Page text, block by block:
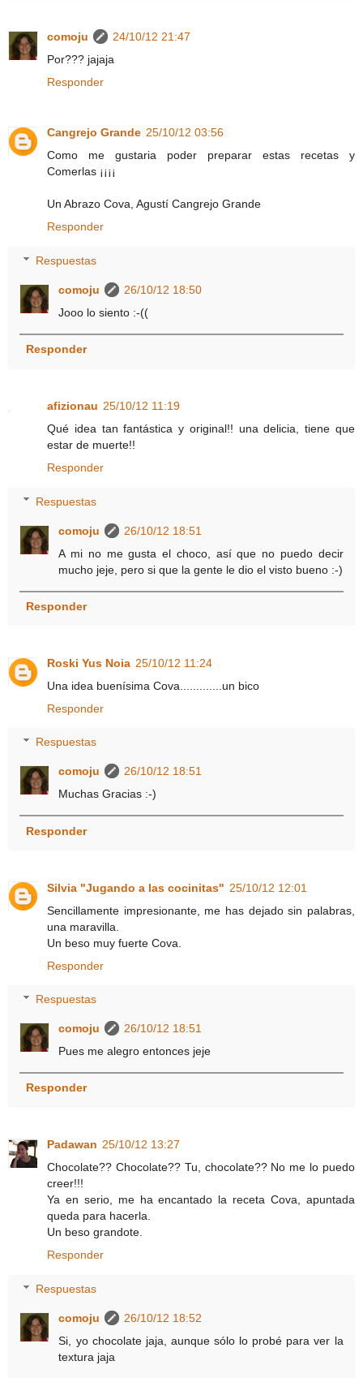
comoju
24/10/12 21:47
Por??? jajaja
Responder
Cangrejo Grande 25/10/12 03:56
Como me gustaria poder preparar estas recetas y
Comerlas ¡¡¡¡
Un Abrazo Cova, Agustí Cangrejo Grande
Responder
Respuestas
comoju
26/10/12 18:50
Jooo lo siento :-((
Responder
afizionau 25/10/12 11:19
Qué idea tan fantástica y original!! una delicia, tiene que
estar de muerte!!
Responder
Respuestas
comoju
26/10/12 18:51
A mi no me gusta el choco, así que no puedo decir
mucho jeje, pero si que la gente le dio el visto bueno :-)
Responder
Roski Yus Noia 25/10/12 11:24
Una idea buenísima Cova.............un bico
Responder
Respuestas
comoju
26/10/12 18:51
Muchas Gracias :-)
Responder
Silvia "Jugando a las cocinitas" 25/10/12 12:01
Sencillamente impresionante, me has dejado sin palabras,
una maravilla.
Un beso muy fuerte Cova.
Responder
Respuestas
comoju
26/10/12 18:51
Pues me alegro entonces jeje
Responder
Padawan 25/10/12 13:27
Chocolate?? Chocolate?? Tu, chocolate?? No me lo puedo
creer!!!
Ya en serio, me ha encantado la receta Cova, apuntada
queda para hacerla.
Un beso grandote.
Responder
Respuestas
comoju
26/10/12 18:52
Si, yo chocolate jaja, aunque sólo lo probé para ver la
textura jaja